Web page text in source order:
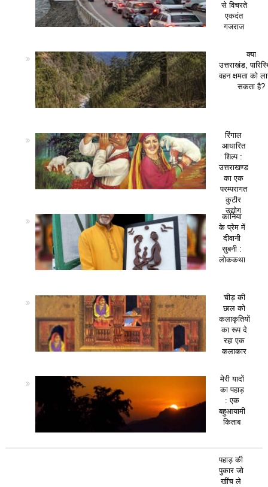
से विचरते
एकदंत
गजराज
क्या
उत्तराखंड,
वहन क्षमता को
सकता है?
रिंगाल
आधारित
शिल्प :
उत्तराखण्ड
का एक
परम्परागत
कुटीर
उद्योग
कानिया
के प्रेम में
दीवानी
सुबनी :
लोककथा
चीड़ की
छाल को
कलाकृतियों
का रूप दे
रहा एक
कलाकार
मेरी यादों
का पहाड़
: एक
बहुआयामी
किताब
पहाड़ की
पुकार जो
खींच ले